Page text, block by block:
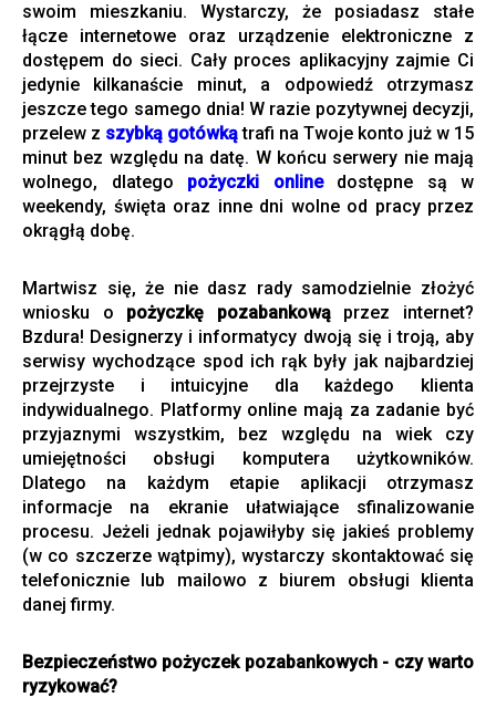
swoim mieszkaniu. Wystarczy, że posiadasz stałe
łącze internetowe oraz urządzenie elektroniczne z
dostępem do sieci. Cały proces aplikacyjny zajmie Ci
jedynie kilkanaście minut, a odpowiedź otrzymasz
jeszcze tego samego dnia! W razie pozytywnej decyzji,
przelew z szybką gotówkątrafi na Twoje konto już w 15
minut bez względu na datę. W końcu serwery nie mają
wolnego, dlatego pożyczki onlinedostępne są w
weekendy, święta oraz inne dni wolne od pracy przez
okrągłą dobę.
Martwisz się, że nie dasz rady samodzielnie złożyć
wniosku o pożyczkę pozabankowąprzez internet?
Bzdura! Designerzy i informatycy dwoją się i troją, aby
serwisy wychodzące spod ich rąk były jak najbardziej
przejrzyste i intuicyjne dla każdego klienta
indywidualnego. Platformy online mają za zadanie być
przyjaznymi wszystkim, bez względu na wiek czy
umiejętności obsługi komputera użytkowników.
Dlatego na każdym etapie aplikacji otrzymasz
informacje na ekranie ułatwiające sfinalizowanie
procesu. Jeżeli jednak pojawiłyby się jakieś problemy
(w co szczerze wątpimy), wystarczy skontaktować się
telefonicznie lub mailowo z biurem obsługi klienta
danej firmy.
Bezpieczeństwo pożyczek pozabankowych - czy warto
ryzykować?